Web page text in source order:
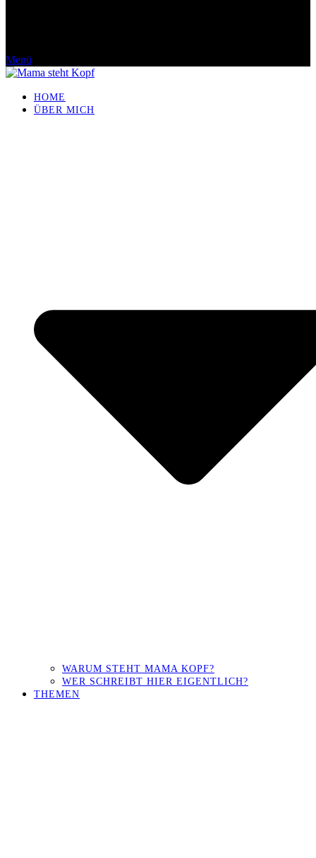
Menü
HOME
ÜBER MICH
WARUM STEHT MAMA KOPF?
WER SCHREIBT HIER EIGENTLICH?
THEMEN